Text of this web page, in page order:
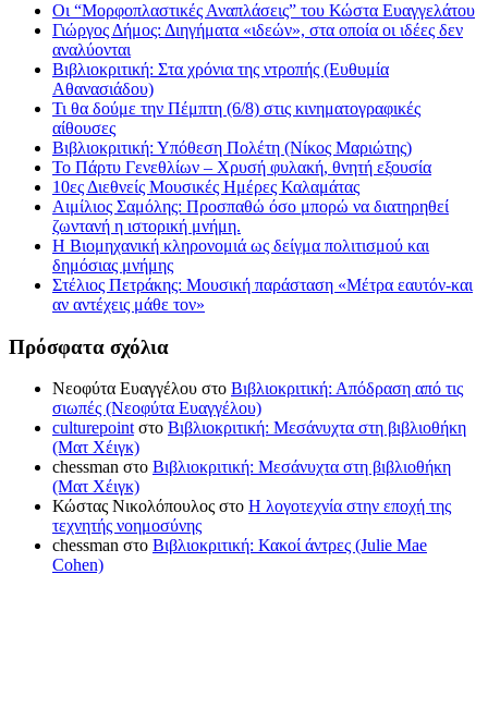
Οι “Μορφοπλαστικές Αναπλάσεις” του Κώστα Ευαγγελάτου
Γιώργος Δήμος: Διηγήματα «ιδεών», στα οποία οι ιδέες δεν
αναλύονται
Βιβλιοκριτική: Στα χρόνια της ντροπής (Ευθυμία
Αθανασιάδου)
Τι θα δούμε την Πέμπτη (6/8) στις κινηματογραφικές
αίθουσες
Βιβλιοκριτική: Υπόθεση Πολέτη (Νίκος Μαριώτης)
Το Πάρτυ Γενεθλίων – Χρυσή φυλακή, θνητή εξουσία
10ες Διεθνείς Μουσικές Ημέρες Καλαμάτας
Αιμίλιος Σαμόλης: Προσπαθώ όσο μπορώ να διατηρηθεί
ζωντανή η ιστορική μνήμη.
Η Βιομηχανική κληρονομιά ως δείγμα πολιτισμού και
δημόσιας μνήμης
Στέλιος Πετράκης: Μουσική παράσταση «Μέτρα εαυτόν-και
αν αντέχεις μάθε τον»
Πρόσφατα σχόλια
Νεοφύτα Ευαγγέλου στο Βιβλιοκριτική: Απόδραση από τις
σιωπές (Νεοφύτα Ευαγγέλου)
culturepointστο Βιβλιοκριτική: Μεσάνυχτα στη βιβλιοθήκη
(Ματ Χέιγκ)
chessman στο Βιβλιοκριτική: Μεσάνυχτα στη βιβλιοθήκη
(Ματ Χέιγκ)
Κώστας Νικολόπουλος στο Η λογοτεχνία στην εποχή της
τεχνητής νοημοσύνης
chessman στο Βιβλιοκριτική: Κακοί άντρες (Julie Mae
Cohen)